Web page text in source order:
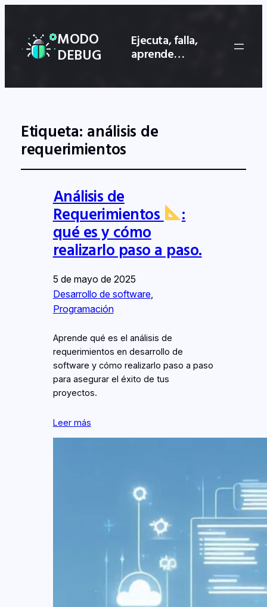
MODO
DEBUG
Ejecuta, falla,
aprende…
Etiqueta: análisis de
requerimientos
Análisis de
Requerimientos
:
qué es y cómo
realizarlo paso a paso.
5 de mayo de 2025
Desarrollo de software
Programación
Aprende qué es el análisis de
requerimientos en desarrollo de
software y cómo realizarlo paso a paso
para asegurar el éxito de tus
proyectos.
Leer más